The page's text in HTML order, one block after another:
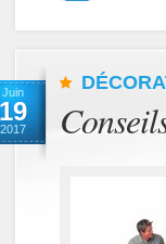
Juin
19
2017